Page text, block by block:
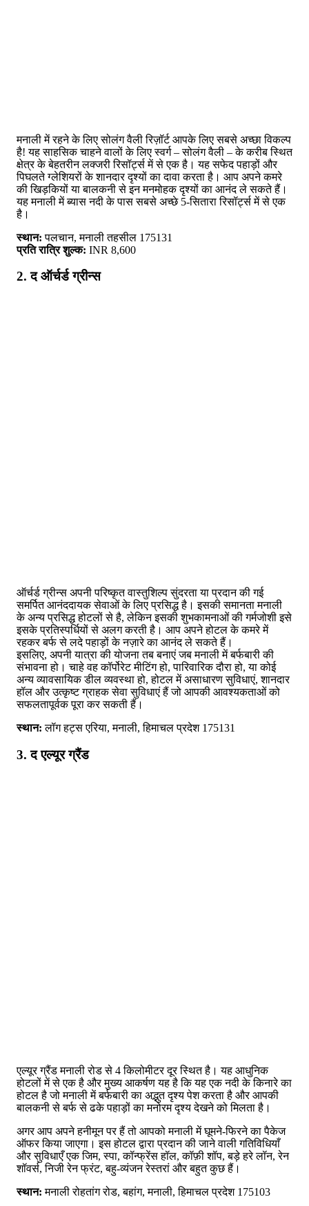
मनाली में रहने के लिए सोलंग वैली रिज़ॉर्ट आपके लिए सबसे अच्छा विकल्प
है! यह साहसिक चाहने वालों के लिए स्वर्ग – सोलंग वैली – के करीब स्थित
क्षेत्र के बेहतरीन लक्जरी रिसॉर्ट्स में से एक है। यह सफेद पहाड़ों और
पिघलते ग्लेशियरों के शानदार दृश्यों का दावा करता है। आप अपने कमरे
की खिड़कियों या बालकनी से इन मनमोहक दृश्यों का आनंद ले सकते हैं।
यह मनाली में ब्यास नदी के पास सबसे अच्छे 5-सितारा रिसॉर्ट्स में से एक
है।
स्थान: पलचान, मनाली तहसील 175131
प्रति रात्रि शुल्क: INR 8,600
2. द ऑर्चर्ड ग्रीन्स
ऑर्चर्ड ग्रीन्स अपनी परिष्कृत वास्तुशिल्प सुंदरता या प्रदान की गई
समर्पित आनंददायक सेवाओं के लिए प्रसिद्ध है। इसकी समानता मनाली
के अन्य प्रसिद्ध होटलों से है, लेकिन इसकी शुभकामनाओं की गर्मजोशी इसे
इसके प्रतिस्पर्धियों से अलग करती है। आप अपने होटल के कमरे में
रहकर बर्फ से लदे पहाड़ों के नज़ारे का आनंद ले सकते हैं।
इसलिए, अपनी यात्रा की योजना तब बनाएं जब मनाली में बर्फबारी की
संभावना हो। चाहे वह कॉर्पोरेट मीटिंग हो, पारिवारिक दौरा हो, या कोई
अन्य व्यावसायिक डील व्यवस्था हो, होटल में असाधारण सुविधाएं, शानदार
हॉल और उत्कृष्ट ग्राहक सेवा सुविधाएं हैं जो आपकी आवश्यकताओं को
सफलतापूर्वक पूरा कर सकती हैं।
स्थान: लॉग हट्स एरिया, मनाली, हिमाचल प्रदेश 175131
3. द एल्यूर ग्रैंड
एल्यूर ग्रैंड मनाली रोड से 4 किलोमीटर दूर स्थित है। यह आधुनिक
होटलों में से एक है और मुख्य आकर्षण यह है कि यह एक नदी के किनारे का
होटल है जो मनाली में बर्फबारी का अद्भुत दृश्य पेश करता है और आपकी
बालकनी से बर्फ से ढके पहाड़ों का मनोरम दृश्य देखने को मिलता है।
अगर आप अपने हनीमून पर हैं तो आपको मनाली में घूमने-फिरने का पैकेज
ऑफर किया जाएगा। इस होटल द्वारा प्रदान की जाने वाली गतिविधियाँ
और सुविधाएँ एक जिम, स्पा, कॉन्फ्रेंस हॉल, कॉफ़ी शॉप, बड़े हरे लॉन, रेन
शॉवर्स, निजी रेन फ्रंट, बहु-व्यंजन रेस्तरां और बहुत कुछ हैं।
स्थान: मनाली रोहतांग रोड, बहांग, मनाली, हिमाचल प्रदेश 175103